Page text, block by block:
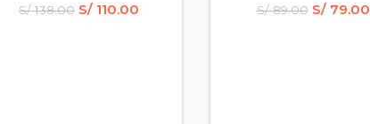
S/138.00 S/110.00 S/89.00 S/79.00